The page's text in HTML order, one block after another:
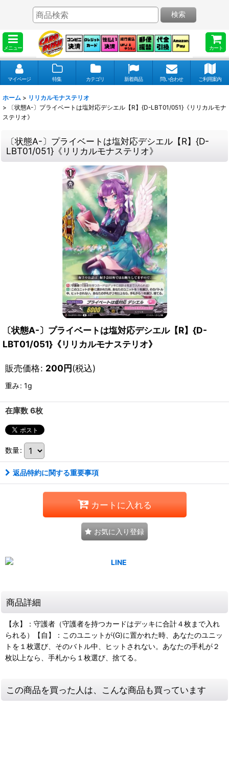
メニュー カート
検索
マイページ 特集 カテゴリ 新着商品 問い合わせ ご利用案内
ホーム > リリカルモナステリオ
>
〔状態A-〕プライベートは塩対応デシエル【R】{D-LBT01/051}《リリカルモナ
ステリオ》
〔状態A-〕プライベートは塩対応デシエル【R】{D-
LBT01/051}《リリカルモナステリオ》
〔状態A-〕プライベートは塩対応デシエル【R】{D-
LBT01/051}《リリカルモナステリオ》
販売価格: 200円(税込)
重み: 1g
在庫数 6枚
数量:
返品特約に関する重要事項
カートに入れる
お気に入り登録
商品詳細
【永】：守護者（守護者を持つカードはデッキに合計４枚まで入れ
られる）【自】：このユニットが(G)に置かれた時、あなたのユニッ
トを１枚選び、そのバトル中、ヒットされない。あなたの手札が２
枚以上なら、手札から１枚選び、捨てる。
この商品を買った人は、こんな商品も買っています